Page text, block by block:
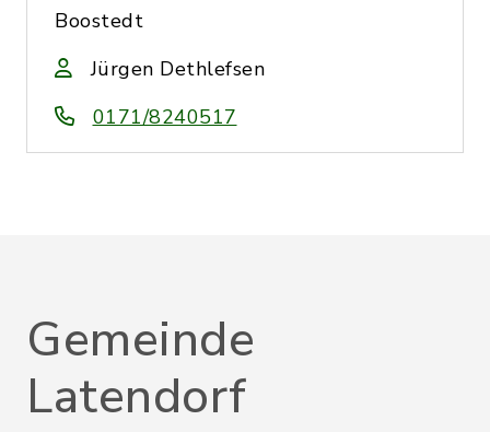
Boostedt
Jürgen Dethlefsen
0171/8240517
Gemeinde
Latendorf